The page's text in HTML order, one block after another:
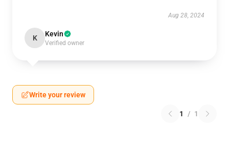
Aug 28, 2024
K Kevin
Verified owner
Write your review
1 / 1